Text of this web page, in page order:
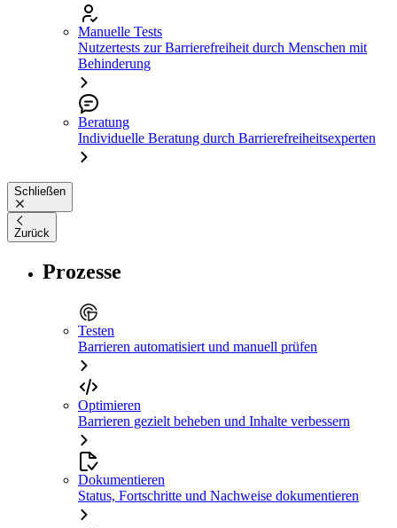
Manuelle Tests
Nutzertests zur Barrierefreiheit durch Menschen mit
Behinderung
Beratung
Individuelle Beratung durch Barrierefreiheitsexperten
Schließen
Zurück
Prozesse
Testen
Barrieren automatisiert und manuell prüfen
Optimieren
Barrieren gezielt beheben und Inhalte verbessern
Dokumentieren
Status, Fortschritte und Nachweise dokumentieren